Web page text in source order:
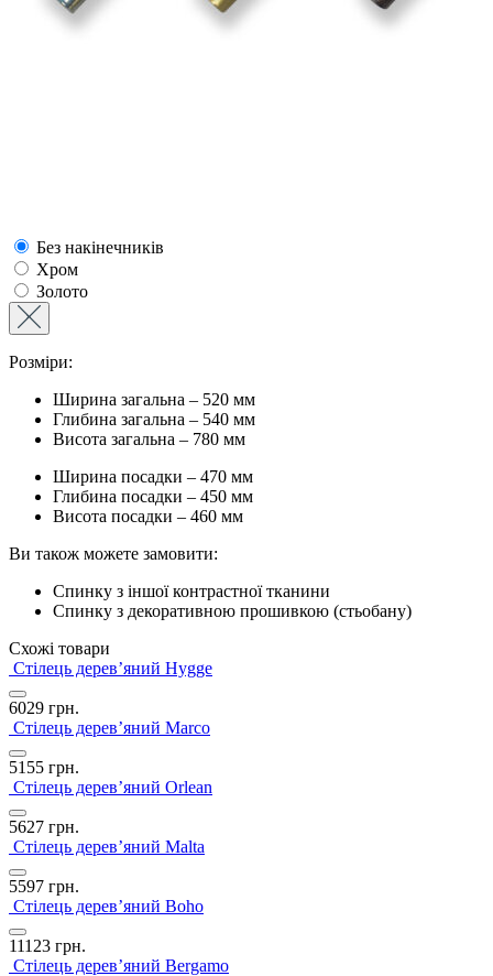
Без накінечників
Хром
Золото
Розміри:
Ширина загальна – 520 мм
Глибина загальна – 540 мм
Висота загальна – 780 мм
Ширина посадки – 470 мм
Глибина посадки – 450 мм
Висота посадки – 460 мм
Ви також можете замовити:
Спинку з іншої контрастної тканини
Спинку з декоративною прошивкою (стьобану)
Схожі товари
Стілець дерев’яний Hygge
6029 грн.
Стілець дерев’яний Marco
5155 грн.
Стілець дерев’яний Orlean
5627 грн.
Стілець дерев’яний Malta
5597 грн.
Стілець дерев’яний Boho
11123 грн.
Стілець дерев’яний Bergamo